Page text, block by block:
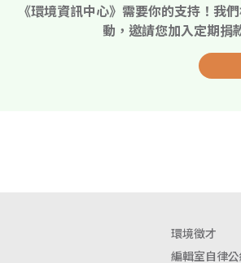
《環境資訊中心》需要你的支持！我
動，邀請您加入定期捐
環境徵才
編輯室自律